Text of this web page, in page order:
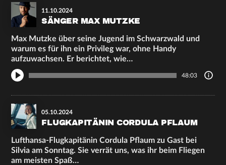
11.10.2024
SÄNGER MAX MUTZKE
Max Mutzke über seine Jugend im Schwarzwald und
warum es für ihn ein Privileg war, ohne Handy
aufzuwachsen. Er berichtet, wie…
48:03
05.10.2024
FLUGKAPITÄNIN CORDULA PFLAUM
Lufthansa-Flugkapitänin Cordula Pflaum zu Gast bei
Silvia am Sonntag. Sie verrät uns, was ihr beim Fliegen
am meisten Spaß…